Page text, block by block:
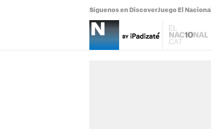
Síguenos en DiscoverJuego El Nacional